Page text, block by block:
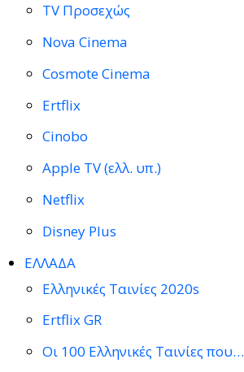
TV Προσεχώς
Nova Cinema
Cosmote Cinema
Ertflix
Cinobo
Apple TV (ελλ. υπ.)
Netflix
Disney Plus
ΕΛΛΑΔΑ
Ελληνικές Ταινίες 2020s
Ertflix GR
Οι 100 Ελληνικές Ταινίες που…